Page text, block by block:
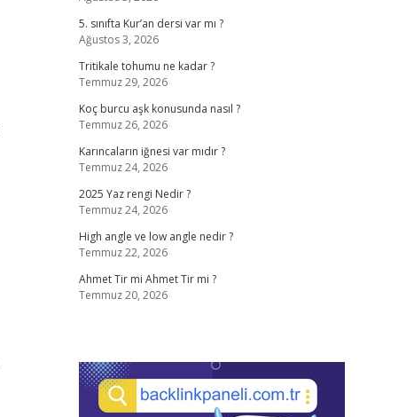
5. sınıfta Kur’an dersi var mı ?
Ağustos 3, 2026
Tritikale tohumu ne kadar ?
Temmuz 29, 2026
Koç burcu aşk konusunda nasıl ?
Temmuz 26, 2026
Karıncaların iğnesi var mıdır ?
Temmuz 24, 2026
2025 Yaz rengi Nedir ?
Temmuz 24, 2026
High angle ve low angle nedir ?
Temmuz 22, 2026
Ahmet Tir mi Ahmet Tir mi ?
Temmuz 20, 2026